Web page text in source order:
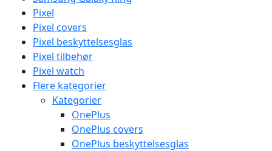
Pixel
Pixel covers
Pixel beskyttelsesglas
Pixel tilbehør
Pixel watch
Flere kategorier
Kategorier
OnePlus
OnePlus covers
OnePlus beskyttelsesglas